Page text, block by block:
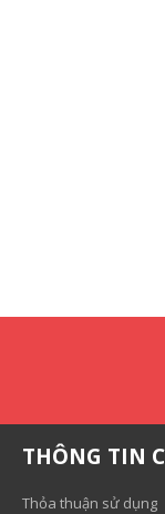
THÔNG TIN
Thỏa thuận sử dụng